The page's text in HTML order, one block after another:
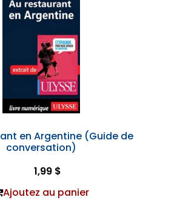
en Argentine (Guide de
conversation)
1,99 $
Ajoutez au panier